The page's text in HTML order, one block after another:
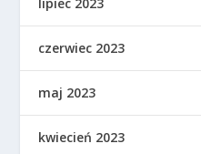
lipiec 2023
czerwiec 2023
maj 2023
kwiecień 2023